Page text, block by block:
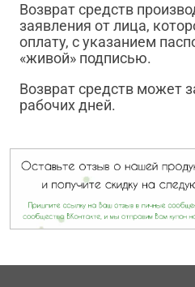
Возврат средств
заявления от лица,
оплату, с указанием
«живой» подписью.
Возврат средств может
рабочих дней.